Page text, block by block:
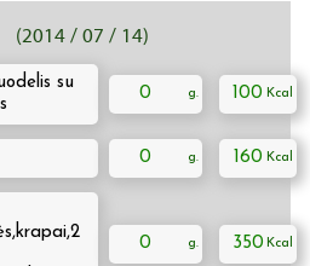
(2014 / 07 / 14)
su
0 100
0 160
0 350